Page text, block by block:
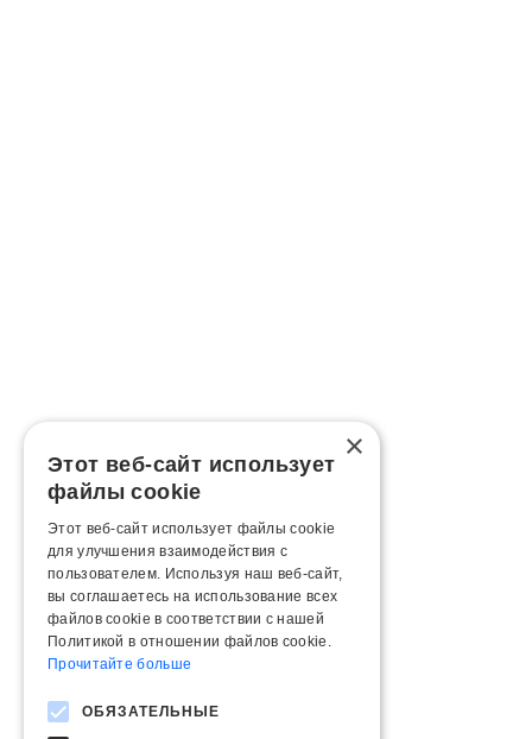
×
Этот веб-сайт использует
файлы cookie
Этот веб-сайт использует файлы cookie
для улучшения взаимодействия с
пользователем. Используя наш веб-сайт,
вы соглашаетесь на использование всех
файлов cookie в соответствии с нашей
Политикой в ​​отношении файлов cookie.
Прочитайте больше
ОБЯЗАТЕЛЬНЫЕ